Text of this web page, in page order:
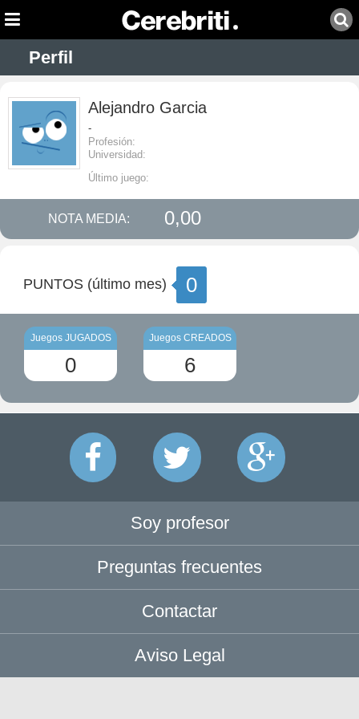
Perfil
Alejandro Garcia
-
Profesión:
Universidad:
Último juego:
NOTA MEDIA: 0,00
PUNTOS (último mes) 0
Juegos JUGADOS
0
Juegos CREADOS
6
Soy profesor
Preguntas frecuentes
Contactar
Aviso Legal